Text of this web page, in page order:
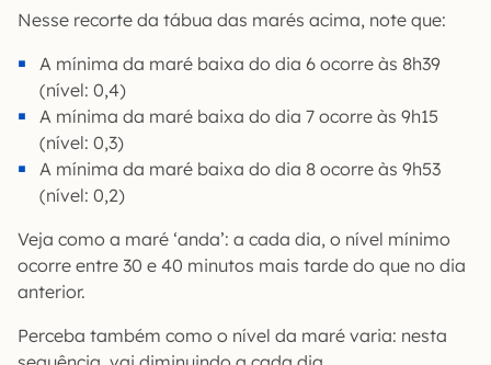
Nesse recorte da tábua das marés acima, note que:
A mínima da maré baixa do dia 6 ocorre às 8h39
(nível: 0,4)
A mínima da maré baixa do dia 7 ocorre às 9h15
(nível: 0,3)
A mínima da maré baixa do dia 8 ocorre às 9h53
(nível: 0,2)
Veja como a maré ‘anda’: a cada dia, o nível mínimo
ocorre entre 30 e 40 minutos mais tarde do que no dia
anterior.
Perceba também como o nível da maré varia: nesta